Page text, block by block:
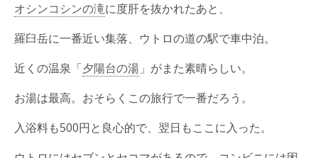
オシンコシンの滝に度肝を抜かれたあと、
羅臼岳に一番近い集落、ウトロの道の駅で車中泊。
近くの温泉「夕陽台の湯 」がまた素晴らしい。
お湯は最高。おそらくこの旅行で一番だろう。
入浴料も500円と良心的で、翌日もここに入った。